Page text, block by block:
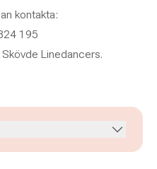
kontakta:
195
Linedancers.